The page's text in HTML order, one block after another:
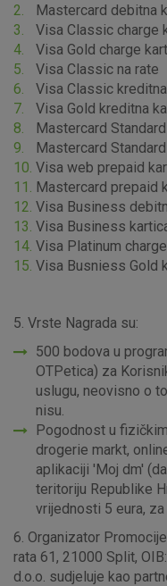
Mastercard debitna
Visa Classic charge
Visa Gold charge
Visa Classic na rate
Visa Classic
Visa Gold kreditna
Mastercard
Mastercard
Visa web prepaid
Mastercard prepaid
Visa Business
Visa Business
Visa Platinum
Visa Busniess Gold
5. Vrste Nagrada su:
500 bodova u
OTPetica) za
uslugu, neovisno o
nisu.
Pogodnost u
drogerie markt,
aplikaciji 'Moj dm'
teritoriju Republike
vrijednosti 5 eura,
6. Organizator
rata 61, 21000 Split,
d.o.o. sudjeluje kao